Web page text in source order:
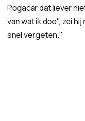
Pogacar dat liever
van wat ik doe", zei
snel vergeten."